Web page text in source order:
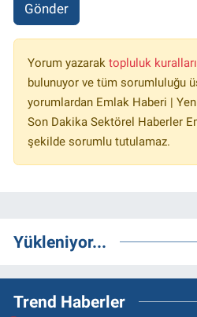
Gönder
Yorum yazarak topluluk
bulunuyor ve tüm sorumluluğu
yorumlardan Emlak Haberi |
Son Dakika Sektörel Haberler
şekilde sorumlu tutulamaz.
Yükleniyor...
Trend Haberler